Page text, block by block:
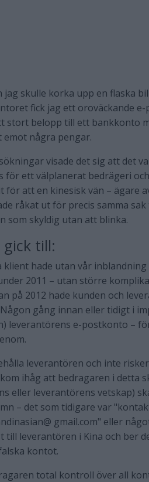
jag skulle korka upp en flaska
fick jag ett oroväckande
stort belopp till ett bankkonto
emot några pengar.
visade det sig att det
för ett välplanerat bedrägeri
för att en kinesisk vän – ägare
råkat ut för precis samma
som skyldig utan att blinka.
till:
klient hade utan vår
2011 – utan större
på 2012 hade kunden och
gång innan eller tidigt i
leverantörens e-postkonto –
leverantören och inte
ihåg att bedragaren i detta
eller leverantörens vetskap)
– det som tidigare var
gmail.com" eller
till leverantören i Kina och ber
kontot.
total kontroll över all